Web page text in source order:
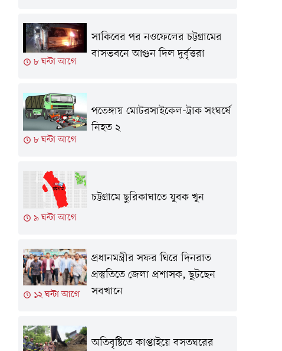
৮ ঘন্টা আগে
সাকিবের পর নওফেলের চট্টগ্রামের
বাসভবনে আগুন দিল দুর্বৃত্তরা
৮ ঘন্টা আগে
পতেঙ্গায় মোটরসাইকেল-ট্রাক সংঘর্ষে
নিহত ২
৯ ঘন্টা আগে
চট্টগ্রামে ছুরিকাঘাতে যুবক খুন
১২ ঘন্টা আগে
প্রধানমন্ত্রীর সফর ঘিরে দিনরাত
প্রস্তুতিতে জেলা প্রশাসক, ছুটছেন
সবখানে
অতিবৃষ্টিতে কাপ্তাইয়ে বসতঘরের